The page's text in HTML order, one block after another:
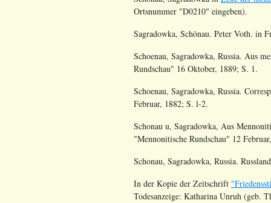
Ortsnummer "D0210" eingeben).
Sagradowka, Schönau. Peter Voth. in
Schoenau, Sagradowka, Russia. Aus
Rundschau" 16 Oktober, 1889; S. 1.
Schoenau, Sagradowka, Russia.
Februar, 1882; S. l-2.
Schonau u, Sagradowka, Aus
"Mennonitische Rundschau" 12
Schonau, Sagradowka, Russia.
In der Kopie der Zeitschrift
Todesanzeige: Katharina Unruh (geb.